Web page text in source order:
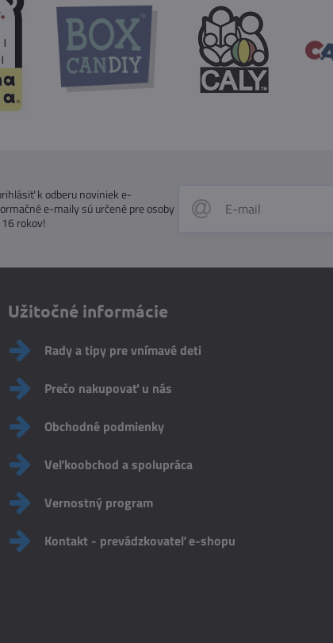
k odberu noviniek e-
e-maily sú určené pre osoby
rokov!
Užitočné informácie
Rady a tipy pre vnímavé deti
Prečo nakupovať u nás
Obchodné podmienky
Veľkoobchod a spolupráca
Vernostný program
Kontakt - prevádzkovateľ e-shopu